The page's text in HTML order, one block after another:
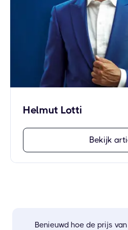
Helmut Lotti
Bekijk
Benieuwd hoe de prijs van